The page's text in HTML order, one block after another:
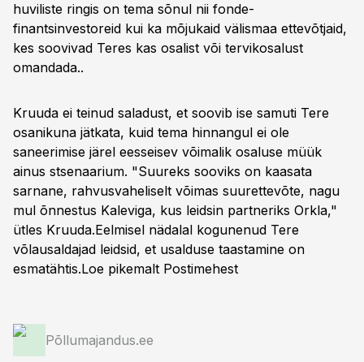
huviliste ringis on tema sõnul nii fonde-
finantsinvestoreid kui ka mõjukaid välismaa ettevõtjaid,
kes soovivad Teres kas osalist või tervikosalust
omandada..
Kruuda ei teinud saladust, et soovib ise samuti Tere
osanikuna jätkata, kuid tema hinnangul ei ole
saneerimise järel eesseisev võimalik osaluse müük
ainus stsenaarium. "Suureks sooviks on kaasata
sarnane, rahvusvaheliselt võimas suurettevõte, nagu
mul õnnestus Kaleviga, kus leidsin partneriks Orkla,"
ütles Kruuda.Eelmisel nädalal kogunenud Tere
võlausaldajad leidsid, et usalduse taastamine on
esmatähtis.Loe pikemalt Postimehest
Põllumajandus.ee